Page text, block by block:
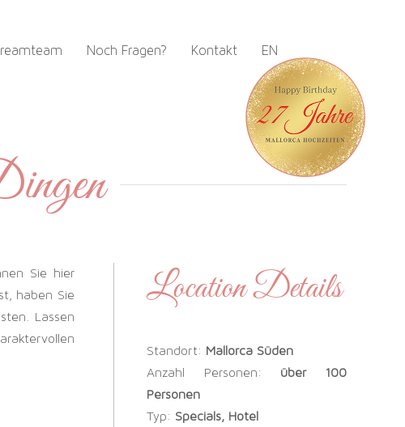
Noch Fragen? Kontakt EN
Sie hier
haben Sie
Lassen
Location Details
Standort: Mallorca Süden
Anzahl Personen:
über 100
Personen
Typ: Specials, Hotel